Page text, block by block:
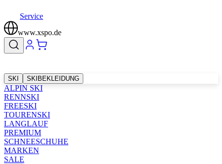
Service
www.xspo.de
SKI SKIBEKLEIDUNG
ALPIN SKI
RENNSKI
FREESKI
TOURENSKI
LANGLAUF
PREMIUM
SCHNEESCHUHE
MARKEN
SALE